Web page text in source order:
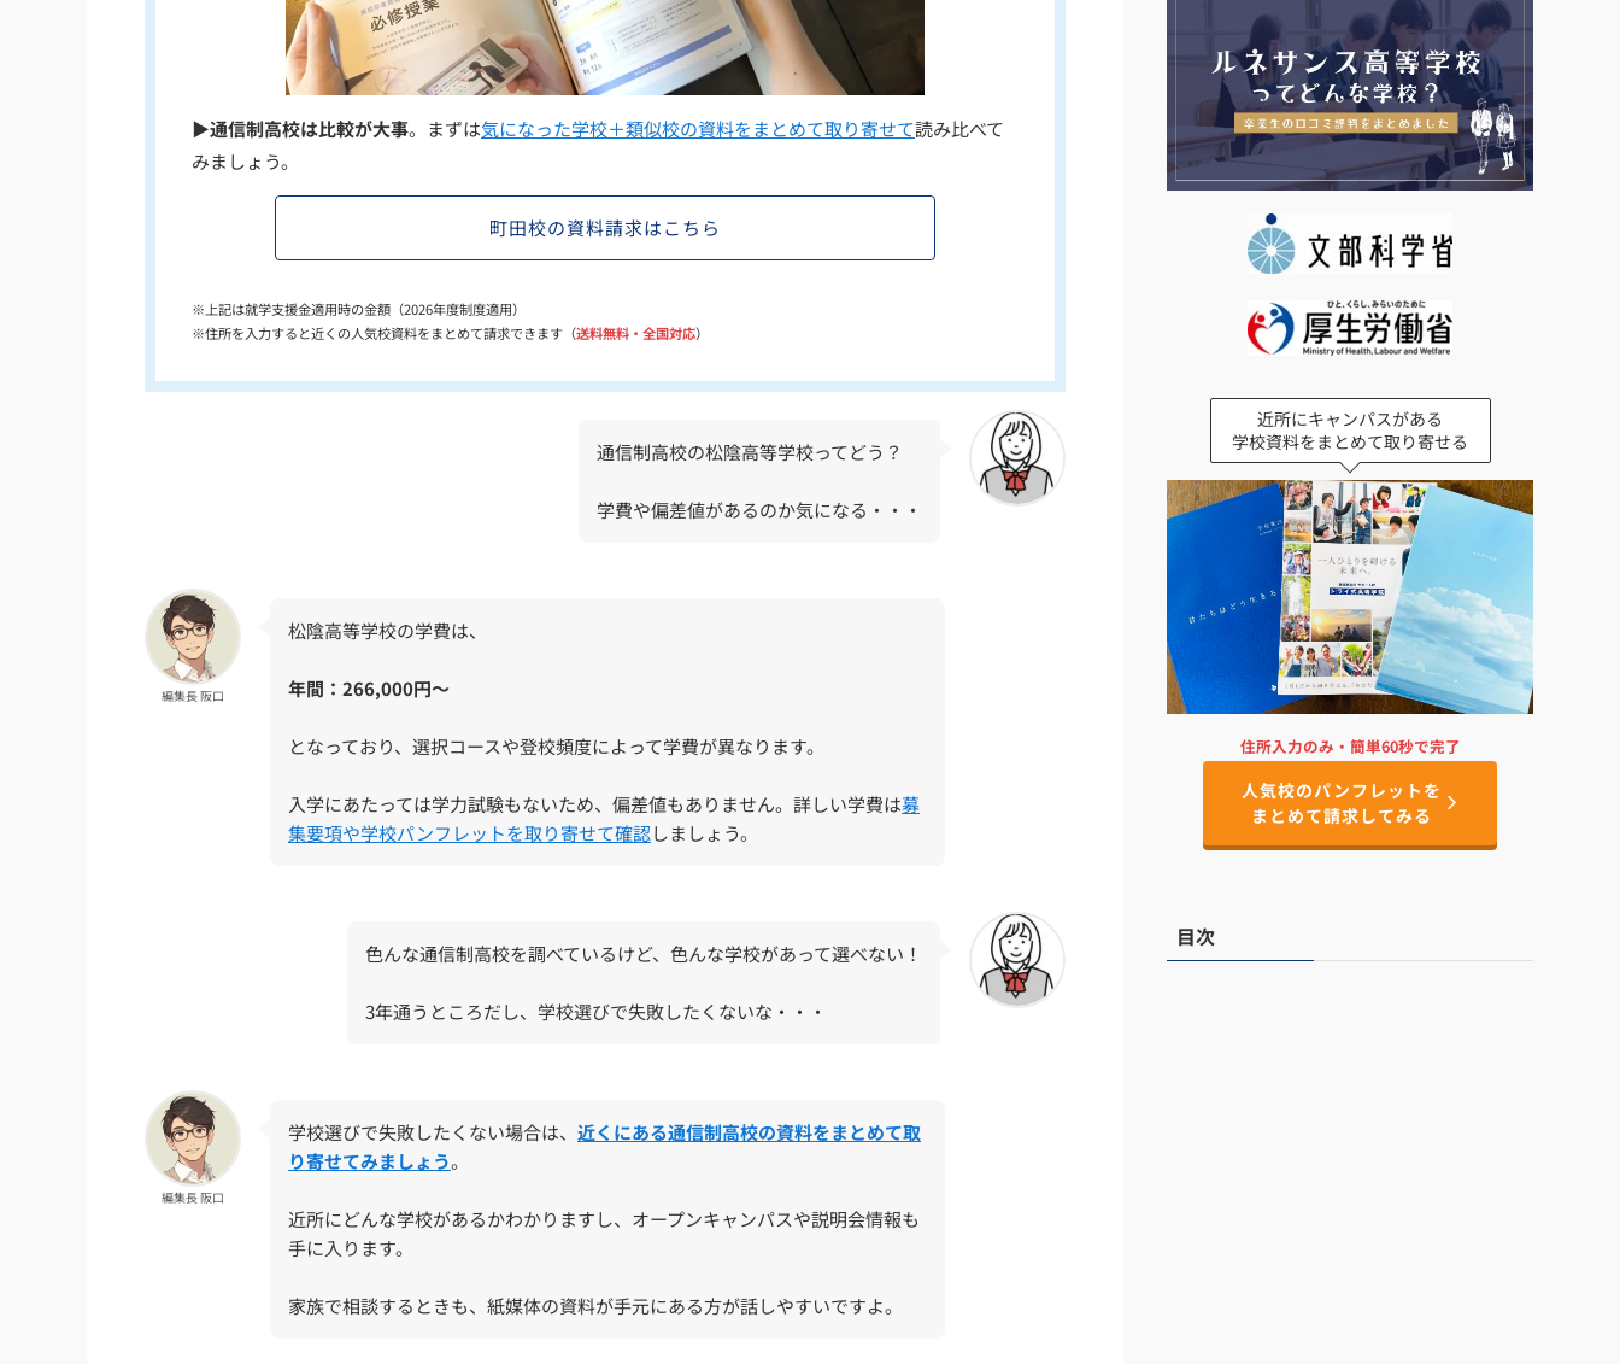
▶通信制高校は比較が大事。まずは気になった学校＋類似校の資料をまとめて取り寄せて読み比べて
みましょう。
町田校の資料請求はこちら
※上記は就学支援金適用時の金額（2026年度制度適用）
※住所を入力すると近くの人気校資料をまとめて請求できます（送料無料・全国対応）
通信制高校の松陰高等学校ってどう？
学費や偏差値があるのか気になる・・・
編集長 阪口
松陰高等学校の学費は、
年間：266,000円〜
となっており、選択コースや登校頻度によって学費が異なります。
入学にあたっては学力試験もないため、偏差値もありません。詳しい学費は募
集要項や学校パンフレットを取り寄せて確認しましょう。
色んな通信制高校を調べているけど、色んな学校があって選べない！
3年通うところだし、学校選びで失敗したくないな・・・
編集長 阪口
学校選びで失敗したくない場合は、 近くにある通信制高校の資料をまとめて取
り寄せてみましょう。
近所にどんな学校があるかわかりますし、オープンキャンパスや説明会情報も
手に入ります。
家族で相談するときも、紙媒体の資料が手元にある方が話しやすいですよ。
近所にキャンパスがある
学校資料をまとめて取り寄せる
住所入力のみ・簡単60秒で完了
人気校のパンフレットを
まとめて請求してみる
目次